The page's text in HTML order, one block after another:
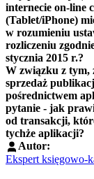
internecie on-line
(Tablet/iPhone)
w rozumieniu
rozliczeniu
stycznia 2015 r.?
W związku z tym,
sprzedaż
pośrednictwem
pytanie - jak
od transakcji,
tychże aplikacji?
Autor:
Ekspert księgowo-